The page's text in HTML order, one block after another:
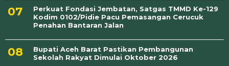
Perkuat Fondasi Jembatan, Satgas TMMD Ke-129
Kodim 0102/Pidie Pacu Pemasangan Cerucuk
Penahan Bantaran Jalan
Bupati Aceh Barat Pastikan Pembangunan
Sekolah Rakyat Dimulai Oktober 2026